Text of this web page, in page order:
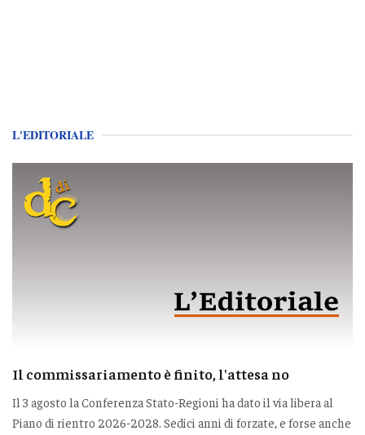
L'EDITORIALE
Il commissariamento è finito, l'attesa no
Il 3 agosto la Conferenza Stato-Regioni ha dato il via libera al
Piano di rientro 2026-2028. Sedici anni di forzate, e forse anche